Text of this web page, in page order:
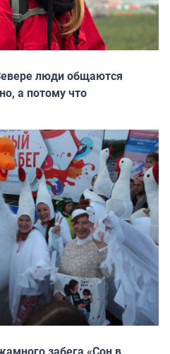
люди общаются
а потому что